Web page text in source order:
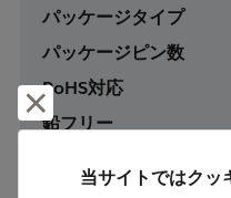
パッケージタイプ
パッケージピン数
RoHS対応
鉛フリー
却下して閉じる
当サイトではクッ